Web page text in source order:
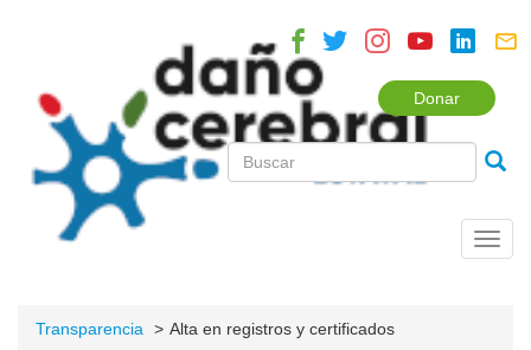
Donar
Transparencia Alta en registros y certificados